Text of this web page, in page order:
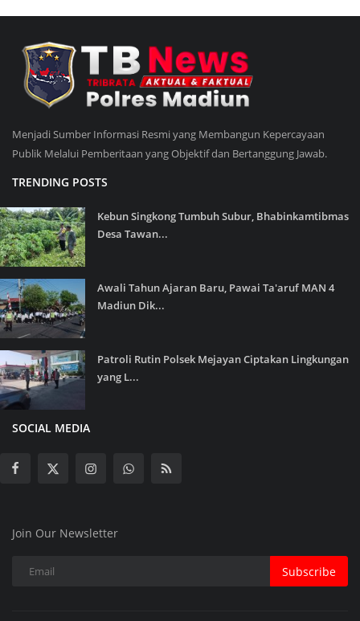
Menjadi Sumber Informasi Resmi yang Membangun Kepercayaan
Publik Melalui Pemberitaan yang Objektif dan Bertanggung Jawab.
TRENDING POSTS
Kebun Singkong Tumbuh Subur, Bhabinkamtibmas
Desa Tawan...
Awali Tahun Ajaran Baru, Pawai Ta'aruf MAN 4
Madiun Dik...
Patroli Rutin Polsek Mejayan Ciptakan Lingkungan
yang L...
SOCIAL MEDIA
Join Our Newsletter
Subscribe